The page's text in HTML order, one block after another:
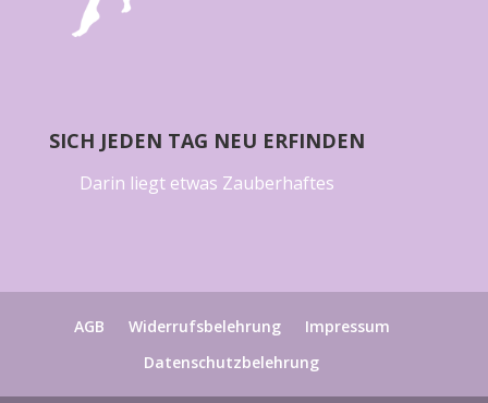
SICH JEDEN TAG NEU ERFINDEN
Darin liegt etwas Zauberhaftes
AGB Widerrufsbelehrung
Impressum
Datenschutzbelehrung